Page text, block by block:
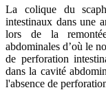
La colique du
intestinaux dans une
lors de la
abdominales d’où le
de perforation
dans la cavité
l'absence de